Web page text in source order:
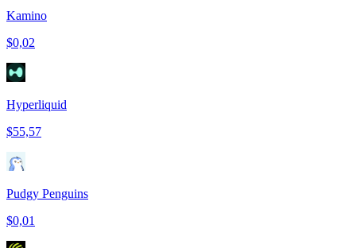
Kamino
$0,02
Hyperliquid
$55,57
Pudgy Penguins
$0,01